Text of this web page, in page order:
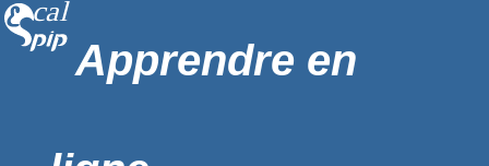
Apprendre en